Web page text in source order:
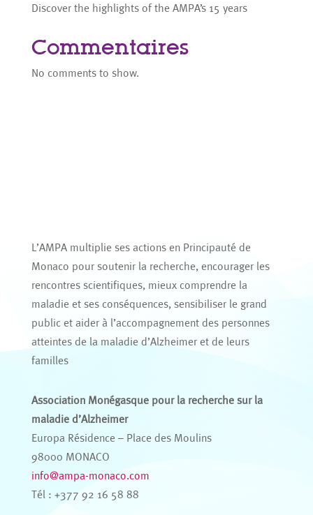
Discover the highlights of the AMPA’s 15 years
Commentaires
No comments to show.
L’AMPA multiplie ses actions en Principauté de
Monaco pour soutenir la recherche, encourager les
rencontres scientifiques, mieux comprendre la
maladie et ses conséquences, sensibiliser le grand
public et aider à l’accompagnement des personnes
atteintes de la maladie d’Alzheimer et de leurs
familles
Association Monégasque pour la recherche sur la
maladie d’Alzheimer
Europa Résidence – Place des Moulins
98000 MONACO
info@ampa-monaco.com
Tél : +377 92 16 58 88